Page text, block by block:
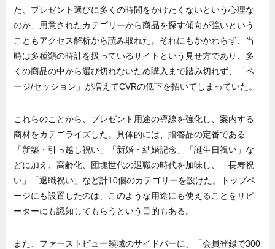
た、プレゼント選びに多くの時間をかけたくないという心理な
のか、用意されたカテゴリーから商品を探す傾向が強いという
こともアクセス解析から読み取れた。それにもかかわらず、当
時は多種類の時計を扱っているサイトという見せ方であり、多
くの商品の中から選び切れないため購入まで踏み切れず、「ペ
ージ/セッション」が増えてCVRの低下を招いてしまっていた。
これらのことから、プレゼント用途の導線を強化し、案内する
商材をカテゴライズした。具体的には、贈答品の定番である
「新築・引っ越し祝い」「新婚・結婚記念」「誕生日祝い」な
どに加え、高齢化、団塊世代の退職の時代を加味し、「長寿祝
い」「退職祝い」など計10個のカテゴリーを設けた。トップペ
ージにも設置したのは、このような用途にも使えることをリピ
ーターにも認知してもらうという目的もある。
また、ファーストビュー領域のサイドバーに、「会員登録で300